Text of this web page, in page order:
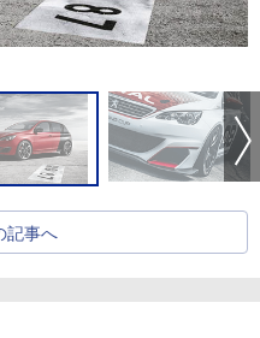
記事へ